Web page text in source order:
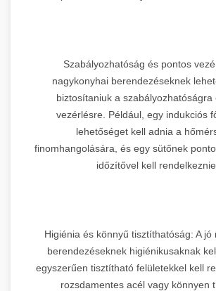
Szabályozhatóság és pontos
nagykonyhai berendezéseknek
biztosítaniuk a szabályozhatóságra
vezérlésre. Például, egy indukciós
lehetőséget kell adnia a
finomhangolására, és egy sütőnek
időzítővel kell rendelkeznie.
Higiénia és könnyű tisztíthatóság: A jó
berendezéseknek higiénikusaknak
egyszerűen tisztítható felületekkel kell
rozsdamentes acél vagy könnyen